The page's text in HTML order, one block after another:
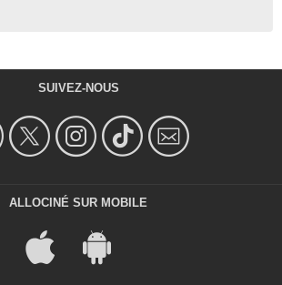
SUIVEZ-NOUS
ALLOCINÉ SUR MOBILE